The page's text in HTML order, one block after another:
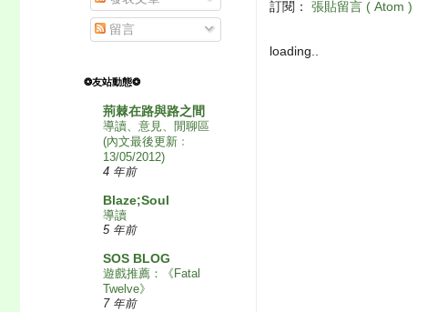
訂閱： 張貼留言 ( Atom )
loading..
留言
❂友站動態❂
荊棘在路與路之間
導讀、意見、閒聊區
(內文最後更新﹕
13/05/2012)
4 年前
Blaze;Soul
導讀
5 年前
SOS BLOG
遊戲推薦：《Fatal
Twelve》
7 年前